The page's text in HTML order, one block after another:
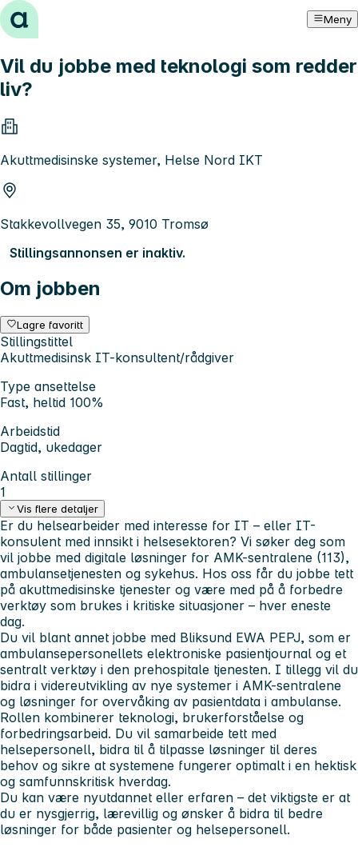
Hopp til innhold Meny
Vil du jobbe med teknologi som redder
liv?
Akuttmedisinske systemer, Helse Nord IKT
Stakkevollvegen 35, 9010 Tromsø
Stillingsannonsen er inaktiv.
Om jobben
Lagre favoritt
Stillingstittel
Akuttmedisinsk IT-konsultent/rådgiver
Type ansettelse
Fast, heltid 100%
Arbeidstid
Dagtid, ukedager
Antall stillinger
1
Vis flere detaljer
Er du helsearbeider med interesse for IT – eller IT-
konsulent med innsikt i helsesektoren? Vi søker deg som
vil jobbe med digitale løsninger for AMK-sentralene (113),
ambulansetjenesten og sykehus. Hos oss får du jobbe tett
på akuttmedisinske tjenester og være med på å forbedre
verktøy som brukes i kritiske situasjoner – hver eneste
dag.
Du vil blant annet jobbe med Bliksund EWA PEPJ, som er
ambulansepersonellets elektroniske pasientjournal og et
sentralt verktøy i den prehospitale tjenesten. I tillegg vil du
bidra i videreutvikling av nye systemer i AMK-sentralene
og løsninger for overvåking av pasientdata i ambulanse.
Rollen kombinerer teknologi, brukerforståelse og
forbedringsarbeid. Du vil samarbeide tett med
helsepersonell, bidra til å tilpasse løsninger til deres
behov og sikre at systemene fungerer optimalt i en hektisk
og samfunnskritisk hverdag.
Du kan være nyutdannet eller erfaren – det viktigste er at
du er nysgjerrig, lærevillig og ønsker å bidra til bedre
løsninger for både pasienter og helsepersonell.